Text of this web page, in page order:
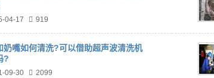
04-17 919
奶嘴如何清洗?可以借助超声波清洗机
?
09-30 2099